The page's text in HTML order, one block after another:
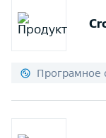
Програмное